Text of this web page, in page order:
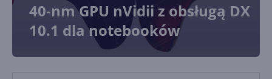
40-nm GPU nVidii z obsługą DX
10.1 dla notebooków